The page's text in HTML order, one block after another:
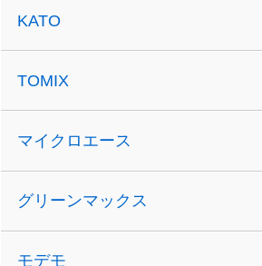
KATO
TOMIX
マイクロエース
グリーンマックス
モデモ